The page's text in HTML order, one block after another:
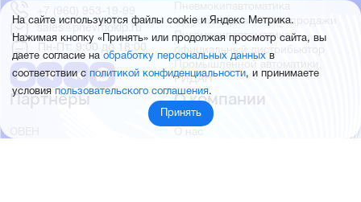
Пневмокипавтоматика
запустила розничные продажи
Пневмокипавтоматика –
официальный дистрибьютор
Промышленной автоматики
РИДАН
Партнёры
ОВЕН
О компании
О нас
+7 (960) 953-19-99
sales@pnevmokip.ru
Пн-Пт: 9:00 до 18:00
На сайте используются файлы cookie и Яндекс Метрика.
Нажимая кнопку «Принять» или продолжая просмотр сайта, вы
даете согласие наобработку персональных данных в
соответствии с политикой конфиденциальности, и принимаете
условия пользовательского соглашения.
Принять